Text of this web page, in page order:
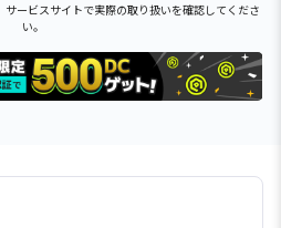
ービスサイトで実際の取り扱いを確認してくださ
い。